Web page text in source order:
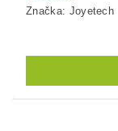
Značka: Joyetech